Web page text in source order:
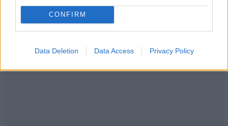
CONFIRM
Data Deletion Data Access Privacy Policy